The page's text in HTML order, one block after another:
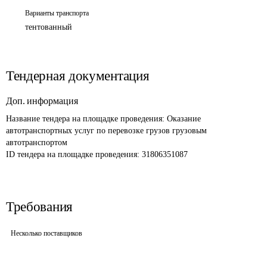
Варианты транспорта
тентованный
Тендерная документация
Доп. информация
Название тендера на площадке проведения: Оказание
автотранспортных услуг по перевозке грузов грузовым
автотранспортом
ID тендера на площадке проведения: 31806351087
Требования
Несколько поставщиков